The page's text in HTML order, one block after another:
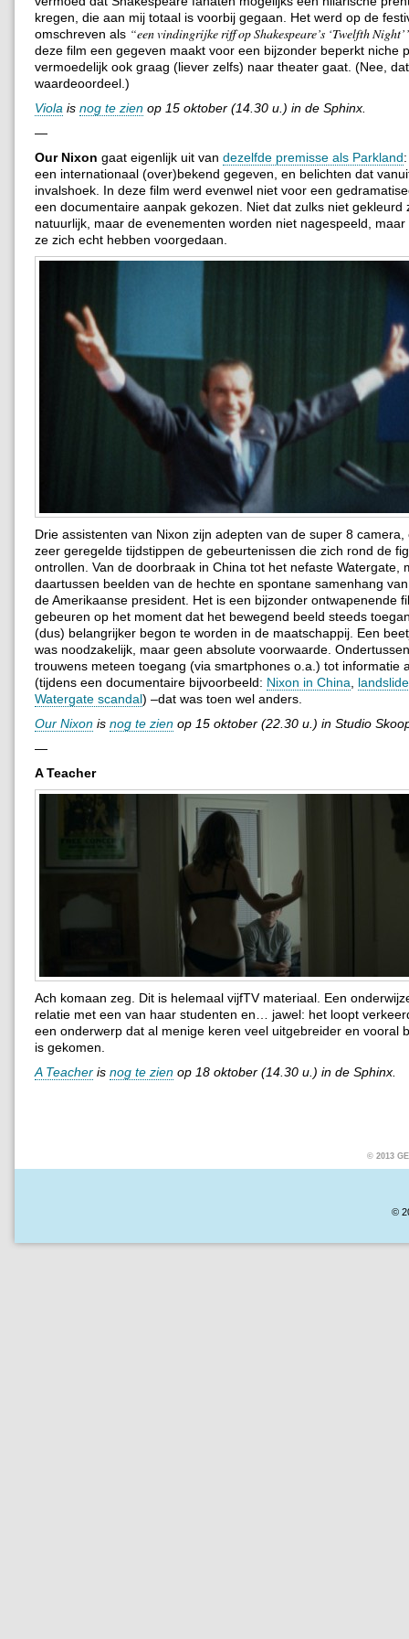
kregen, die aan mij totaal is voorbij gegaan. Het werd op de
omschreven als
een vindingrijke riff op Shakespeare’s ‘Twelfth Night’
deze film een gegeven maakt voor een bijzonder beperkt niche
vermoedelijk ook graag (liever zelfs) naar theater gaat. (Nee,
waardeoordeel.)
Viola is nog te zien op 15 oktober (14.30 u.) in de Sphinx.
—
Our Nixon gaat eigenlijk uit van dezelfde premisse als Parkland
een internationaal (over)bekend gegeven, en belichten dat
invalshoek. In deze film werd evenwel niet voor een
een documentaire aanpak gekozen. Niet dat zulks niet gekleurd
natuurlijk, maar de evenementen worden niet nagespeeld,
ze zich echt hebben voorgedaan.
Drie assistenten van Nixon zijn adepten van de super 8 camera,
zeer geregelde tijdstippen de gebeurtenissen die zich rond de
ontrollen. Van de doorbraak in China tot het nefaste Watergate,
daartussen beelden van de hechte en spontane samenhang
de Amerikaanse president. Het is een bijzonder ontwapenende
gebeuren op het moment dat het bewegend beeld steeds
(dus) belangrijker begon te worden in de maatschappij. Een
was noodzakelijk, maar geen absolute voorwaarde.
trouwens meteen toegang (via smartphones o.a.) tot informatie
(tijdens een documentaire bijvoorbeeld: Nixon in China
Watergate scandal) –dat was toen wel anders.
Our Nixon is nog te zien op 15 oktober (22.30 u.) in Studio
—
A Teacher
Ach komaan zeg. Dit is helemaal vijfTV materiaal. Een
relatie met een van haar studenten en… jawel: het loopt
een onderwerp dat al menige keren veel uitgebreider en vooral
is gekomen.
A Teacher is nog te zien op 18 oktober (14.30 u.) in de Sphinx.
© 2013
©